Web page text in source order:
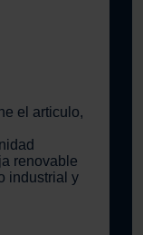
el articulo,
renovable
industrial y